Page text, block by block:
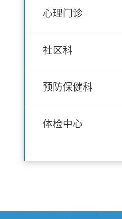
心理门诊
社区科
预防保健科
体检中心